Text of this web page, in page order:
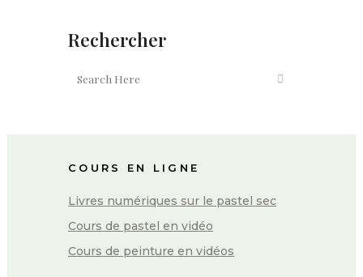
Rechercher
COURS EN LIGNE
Livres numériques sur le pastel sec
Cours de pastel en vidéo
Cours de peinture en vidéos